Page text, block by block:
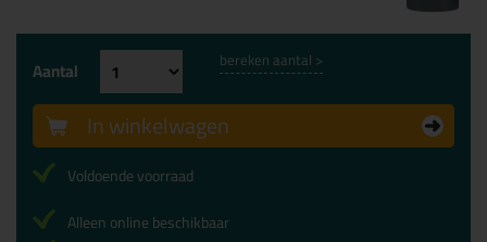
Aantal bereken aantal >
In winkelwagen
Voldoende voorraad
Alleen online beschikbaar